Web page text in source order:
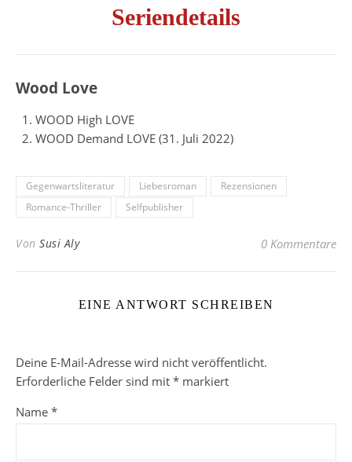
Seriendetails
Wood Love
WOOD High LOVE
WOOD Demand LOVE (31. Juli 2022)
Gegenwartsliteratur Liebesroman
Rezensionen
Romance-Thriller
Selfpublisher
Von Susi Aly 0 Kommentare
EINE ANTWORT SCHREIBEN
Deine E-Mail-Adresse wird nicht veröffentlicht.
Erforderliche Felder sind mit * markiert
Name *